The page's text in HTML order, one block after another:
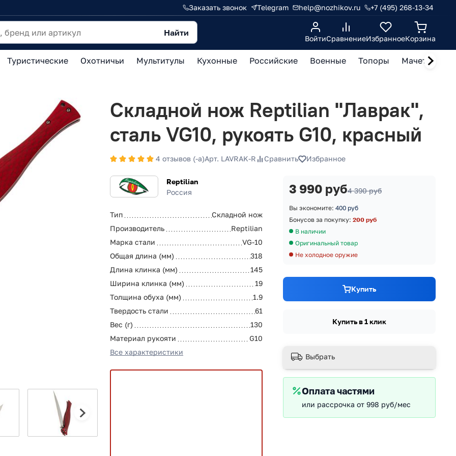
Заказать звонок Telegram help@nozhikov.ru +7 (495) 268-13-34
Найти
ВойтиСравнениеИзбранноеКорзина
Туристические Охотничьи Мультитулы Кухонные Российские Военные Топоры Мачете,
Складной нож Reptilian "Лаврак",
сталь VG10, рукоять G10, красный
4 отзывов (-а)Арт. LAVRAK-R Сравнить Избранное
Reptilian
Россия
Тип
Складной нож
Производитель
Reptilian
Марка стали
VG-10
Общая длина (мм)
318
Длина клинка (мм)
145
Ширина клинка (мм)
19
Толщина обуха (мм)
1.9
Твердость стали
61
Вес (г)
130
Материал рукояти
G10
Все характеристики
3 990 руб4 390 руб
Вы экономите: 400 руб
Бонусов за покупку: 200 руб
В наличии
Оригинальный товар
Не холодное оружие
Купить
Купить в 1 клик
Выбрать
Оплата частями
или рассрочка от 998 руб/мес